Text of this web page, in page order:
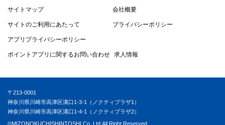
サイトマップ 会社概要
サイトのご利用にあたって プライバシーポリシー
アプリプライバシーポリシー
ポイントアプリに関するお問い合わせ 求人情報
〒213-0001
神奈川県川崎市高津区溝口1-3-1（ノクティプラザ1）
神奈川県川崎市高津区溝口1-4-1（ノクティプラザ2）
©MIZONOKUCHISHINTOSHI.Co.,Ltd.All Right Reserved.